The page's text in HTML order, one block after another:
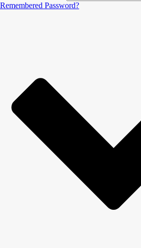
Remembered Password?